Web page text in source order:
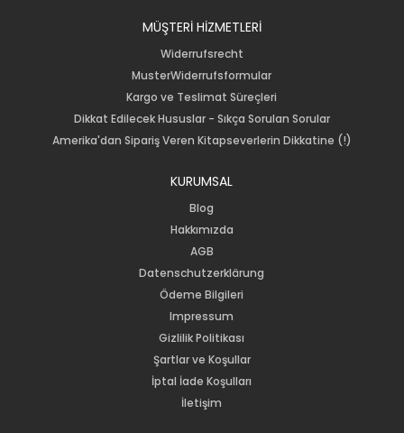
MÜŞTERİ HİZMETLERİ
Widerrufsrecht
MusterWiderrufsformular
Kargo ve Teslimat Süreçleri
Dikkat Edilecek Hususlar - Sıkça Sorulan Sorular
Amerika'dan Sipariş Veren Kitapseverlerin Dikkatine (!)
KURUMSAL
Blog
Hakkımızda
AGB
Datenschutzerklärung
Ödeme Bilgileri
Impressum
Gizlilik Politikası
Şartlar ve Koşullar
İptal İade Koşulları
İletişim